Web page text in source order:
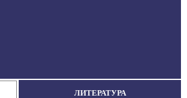
ЛИТЕРАТУРА